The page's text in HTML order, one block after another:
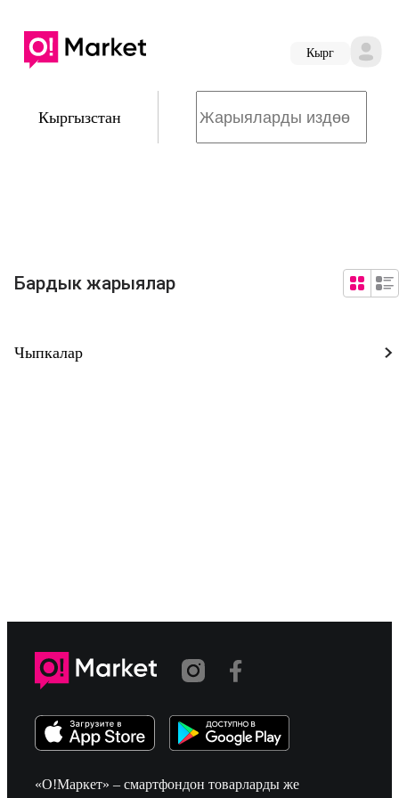
Кырг
Кыргызстан
Бардык жарыялар
Чыпкалар
«О!Маркет» – смартфондон товарларды же